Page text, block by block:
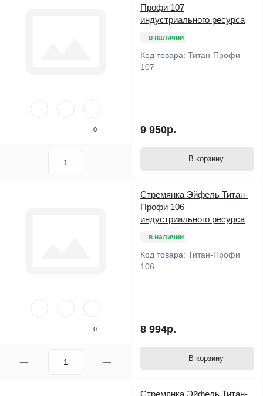
0
Профи 107
индустриального ресурса
в наличии
Код товара: Титан-Профи
107
9 950р.
В корзину
0
Стремянка Эйфель Титан-
Профи 106
индустриального ресурса
в наличии
Код товара: Титан-Профи
106
8 994р.
В корзину
Стремянка Эйфель Титан-